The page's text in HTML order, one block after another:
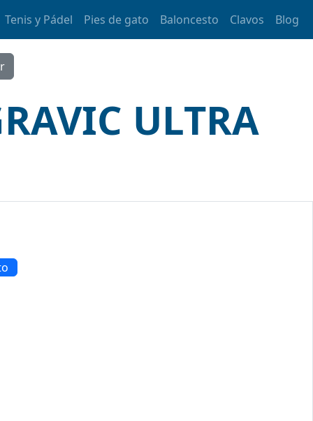
Tenis y Pádel Pies de gato Baloncesto Clavos Blog
ULTRA